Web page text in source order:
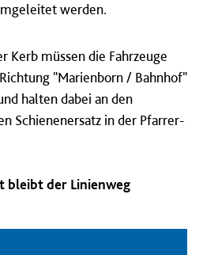
werden.
Kerb müssen die Fahrzeuge
"Marienborn / Bahnhof"
halten dabei an den
Schienenersatz in der Pfarrer-
bleibt der Linienweg